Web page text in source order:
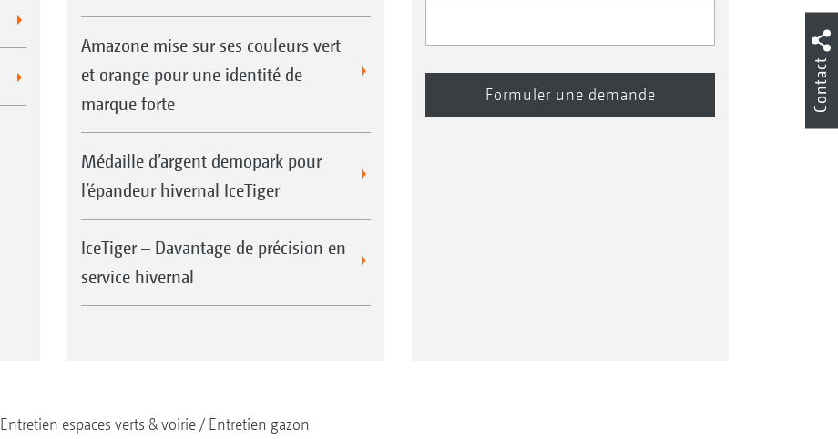
Amazone mise sur ses couleurs vert
et orange pour une identité de
marque forte
Médaille d’argent demopark pour
l’épandeur hivernal IceTiger
IceTiger – Davantage de précision en
service hivernal
Entretien espaces verts & voirie Entretien gazon
Contact